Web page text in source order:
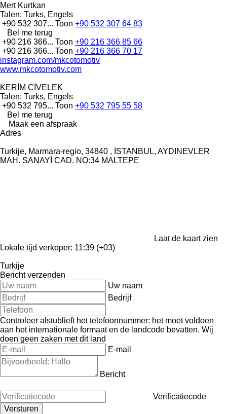
Mert Kurtkan
Talen: Turks, Engels
+90 532 307... Toon +90 532 307 64 83
Bel me terug
+90 216 366... Toon +90 216 366 85 66
+90 216 366... Toon +90 216 366 70 17
instagram.com/mkcotomotiv
www.mkcotomotiv.com
KERİM CİVELEK
Talen: Turks, Engels
+90 532 795... Toon +90 532 795 55 58
Bel me terug
Maak een afspraak
Adres
Turkije, Marmara-regio, 34840 , İSTANBUL, AYDINEVLER
MAH. SANAYİ CAD. NO:34 MALTEPE
Laat de kaart zien
Lokale tijd verkoper: 11:39 (+03)
Turkije
Bericht verzenden
Uw naam
Bedrijf
Controleer alstublieft het telefoonnummer: het moet voldoen
aan het internationale formaat en de landcode bevatten. Wij
doen geen zaken met dit land
E-mail
Bericht
Verificatiecode